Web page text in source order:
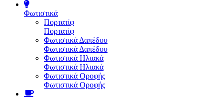
Φωτιστικά
Πορτατίφ
Πορτατίφ
Φωτιστικά Δαπέδου
Φωτιστικά Δαπέδου
Φωτιστικά Ηλιακά
Φωτιστικά Ηλιακά
Φωτιστικά Οροφής
Φωτιστικά Οροφής